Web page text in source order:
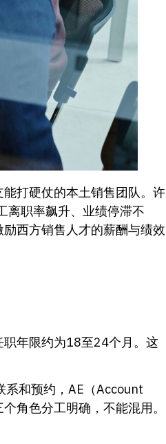
打硬仗的本土销售团队。许
离职率飙升、业绩停滞不
西方销售人才的薪酬与绩效
职年限约为18至24个月。这
系和预约，AE（Account
角色分工明确，不能混用。